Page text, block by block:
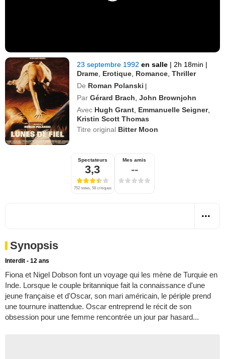
23 septembre 1992en salle | 2h 18min |
Drame Erotique Romance ,Thriller
De Roman Polanski |
Par Gérard Brach ,John Brownjohn
Avec Hugh Grant Emmanuelle Seigner,
Kristin Scott Thomas
Titre original Bitter Moon
Spectateurs
3,3
752 notes, 58 critiques
Mes amis
--
Synopsis
Interdit - 12 ans
Fiona et Nigel Dobson font un voyage qui les mène de Turquie en
Inde. Lorsque le couple britannique fait la connaissance d'une
jeune française et d'Oscar, son mari américain, le périple prend
une tournure inattendue. Oscar entreprend le récit de son
obsession pour une femme rencontrée un jour par hasard...